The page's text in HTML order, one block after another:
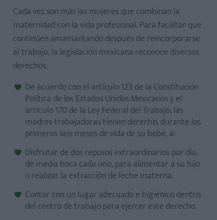
Cada vez son más las mujeres que combinan la
maternidad con la vida profesional. Para facilitar que
continúen amamantando después de reincorporarse
al trabajo, la legislación mexicana reconoce diversos
derechos.
De acuerdo con el artículo 123 de la Constitución
Política de los Estados Unidos Mexicanos y el
artículo 170 de la Ley Federal del Trabajo, las
madres trabajadoras tienen derecho, durante los
primeros seis meses de vida de su bebé, a:
Disfrutar de dos reposos extraordinarios por día,
de media hora cada uno, para alimentar a su hijo
o realizar la extracción de leche materna.
Contar con un lugar adecuado e higiénico dentro
del centro de trabajo para ejercer este derecho.